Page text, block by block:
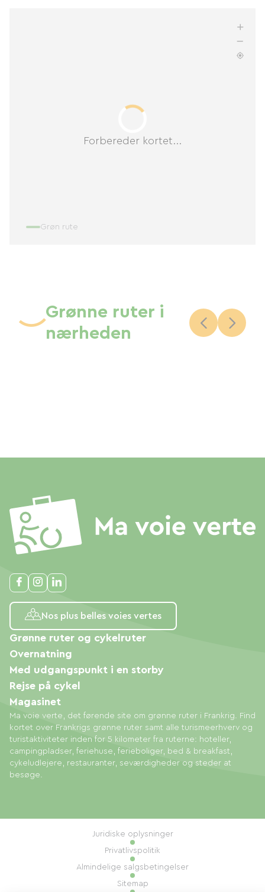
Forbereder kortet...
Grøn rute
Grønne ruter i
nærheden
Nos plus belles voies vertes
Ma voie verte, det førende site om grønne ruter i Frankrig. Find
kortet over Frankrigs grønne ruter samt alle turismeerhverv og
turistaktiviteter inden for 5 kilometer fra ruterne: hoteller,
campingpladser, feriehuse, ferieboliger, bed & breakfast,
cykeludlejere, restauranter, seværdigheder og steder at
besøge.
Grønne ruter og cykelruter
Overnatning
Med udgangspunkt i en storby
Rejse på cykel
Magasinet
Juridiske oplysninger
Privatlivspolitik
Almindelige salgsbetingelser
Sitemap